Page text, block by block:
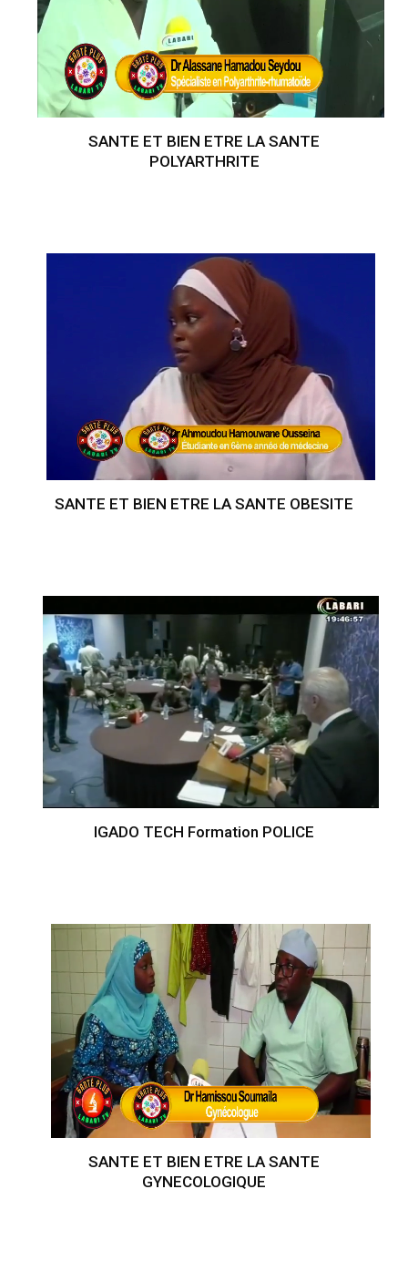
SANTE ET BIEN ETRE LA SANTE
POLYARTHRITE
SANTE ET BIEN ETRE LA SANTE OBESITE
IGADO TECH Formation POLICE
SANTE ET BIEN ETRE LA SANTE
GYNECOLOGIQUE